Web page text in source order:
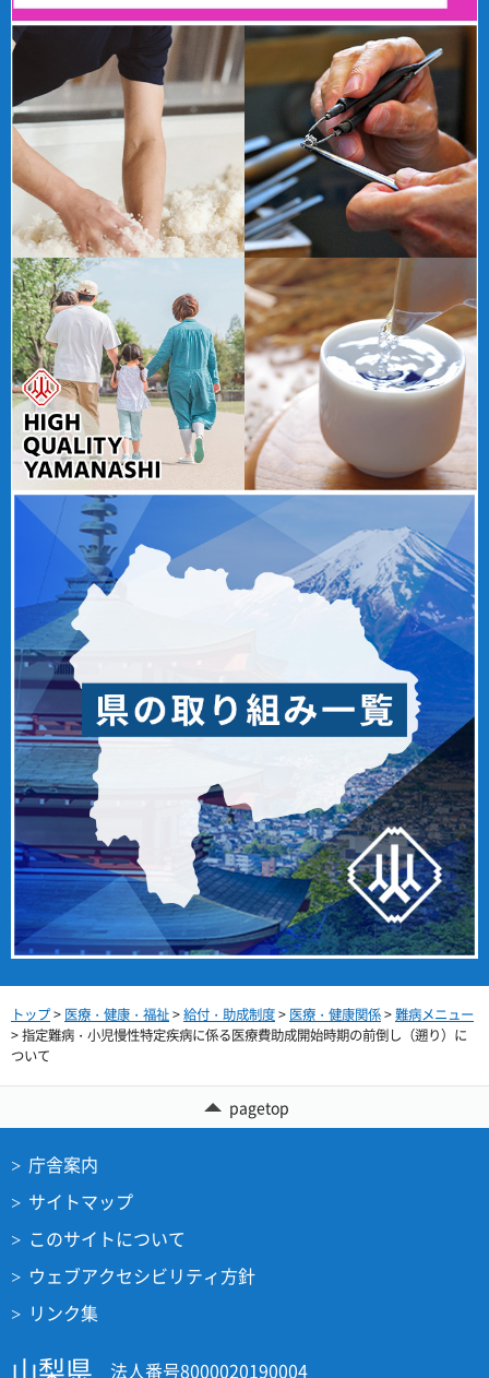
トップ> 医療・健康・福祉>給付・助成制度> 医療・健康関係>難病メニュー
> 指定難病・小児慢性特定疾病に係る医療費助成開始時期の前倒し（遡り）に
ついて
pagetop
庁舎案内
サイトマップ
このサイトについて
ウェブアクセシビリティ方針
リンク集
法人番号8000020190004